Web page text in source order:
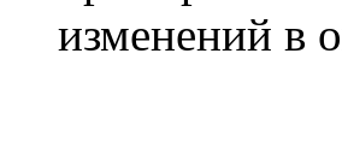
изменений в